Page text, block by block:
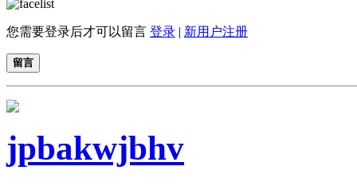
您需要登录后才可以留言 登录 | 新用户注册
留言
jpbakwjbhv